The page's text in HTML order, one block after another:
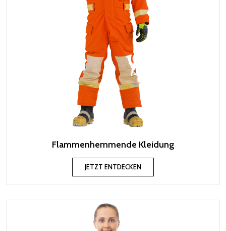
Flammenhemmende Kleidung
JETZT ENTDECKEN